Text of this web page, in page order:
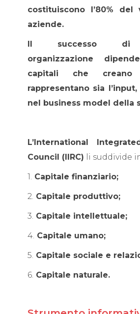
costituiscono l’80% del
aziende.
Il successo di
organizzazione
capitali che
rappresentano sia
nel business model della
L’International
Council (IIRC) li suddivide
1. Capitale finanziario;
2. Capitale produttivo;
3. Capitale intellettuale;
4. Capitale umano;
5. Capitale sociale e
6. Capitale naturale.